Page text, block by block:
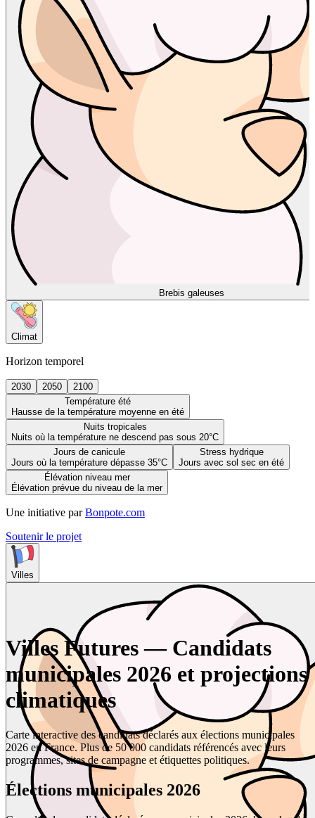
Brebis galeuses
Climat
Horizon temporel
2030 2050
2100
Température été
Hausse de la température moyenne en été
Nuits tropicales
Nuits où la température ne descend pas sous 20°C
Jours de canicule
Jours où la température dépasse 35°C
Stress hydrique
Jours avec sol sec en été
Élévation niveau mer
Élévation prévue du niveau de la mer
Une initiative par Bonpote.com
Soutenir le projet
Villes
Villes Futures — Candidats
municipales 2026 et projections
climatiques
Carte interactive des candidats déclarés aux élections municipales
2026 en France. Plus de 50 000 candidats référencés avec leurs
programmes, sites de campagne et étiquettes politiques.
Élections municipales 2026